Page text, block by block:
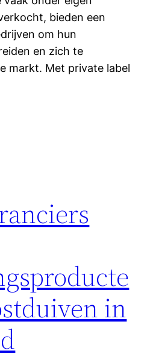
bieden een
om hun
en zich te
markt. Met private label
in